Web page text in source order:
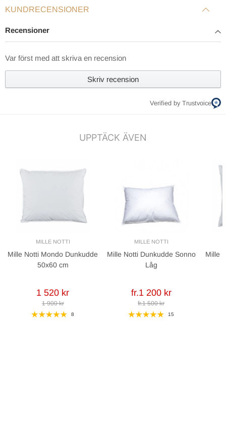
KUNDRECENSIONER
Recensioner
Var först med att skriva en recension
Skriv recension
Verified by Trustvoice
UPPTÄCK ÄVEN
MILLE NOTTI
Mille Notti Mondo Dunkudde
50x60 cm
1 520 kr
1 900 kr
8
MILLE NOTTI
Mille Notti Dunkudde Sonno
Låg
fr.1 200 kr
fr.1 500 kr
15
Mille